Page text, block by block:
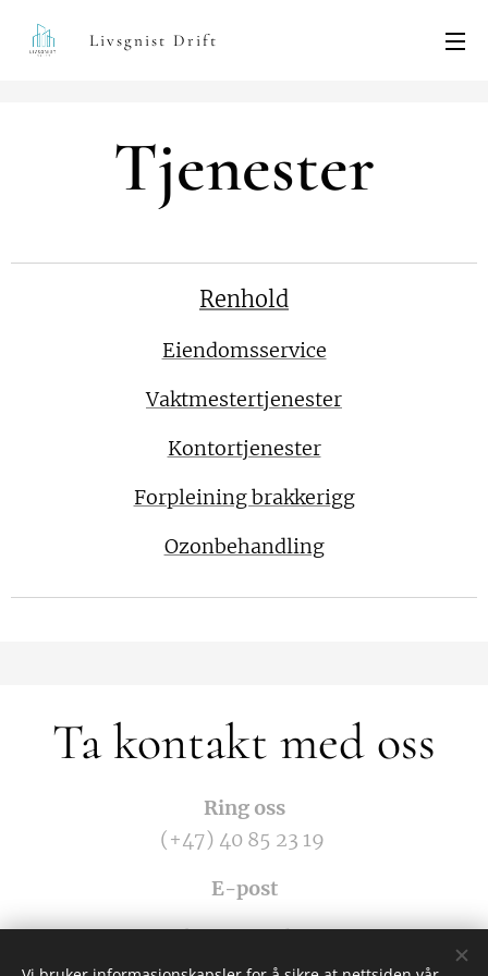
Livsgnist Drift
Tjenester
Renhold
Eiendomsservice
Vaktmestertjenester
Kontortjenester
Forpleining brakkerigg
Ozonbehandling
Ta kontakt med oss
Ring oss
(+47) 40 85 23 19
E-post
post@livsgnist-drift.com